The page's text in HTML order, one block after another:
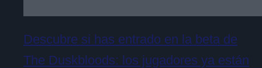
Descubre si has entrado en la beta de
The Duskbloods: los jugadores ya están